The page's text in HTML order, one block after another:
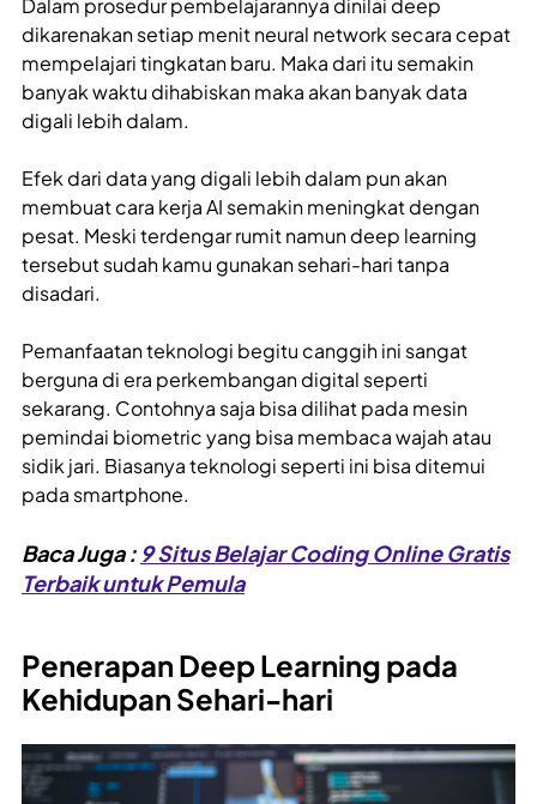
Dalam prosedur pembelajarannya dinilai deep
dikarenakan setiap menit neural network secara cepat
mempelajari tingkatan baru. Maka dari itu semakin
banyak waktu dihabiskan maka akan banyak data
digali lebih dalam.
Efek dari data yang digali lebih dalam pun akan
membuat cara kerja AI semakin meningkat dengan
pesat. Meski terdengar rumit namun deep learning
tersebut sudah kamu gunakan sehari-hari tanpa
disadari.
Pemanfaatan teknologi begitu canggih ini sangat
berguna di era perkembangan digital seperti
sekarang. Contohnya saja bisa dilihat pada mesin
pemindai biometric yang bisa membaca wajah atau
sidik jari. Biasanya teknologi seperti ini bisa ditemui
pada smartphone.
Baca Juga : 9 Situs Belajar Coding Online Gratis
Terbaik untuk Pemula
Penerapan Deep Learning pada
Kehidupan Sehari-hari